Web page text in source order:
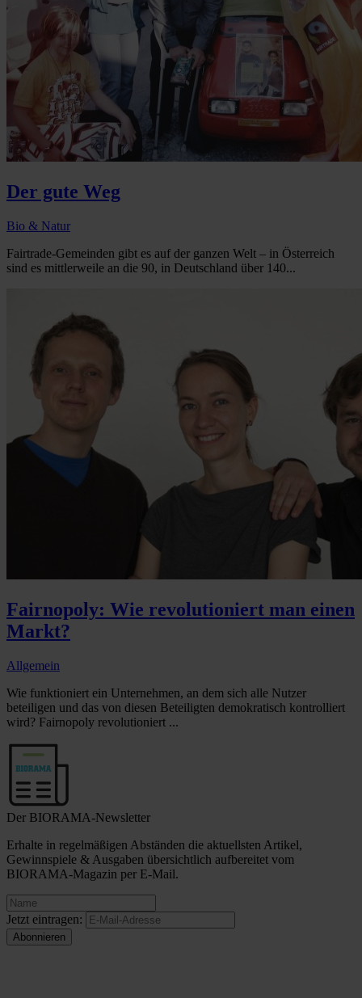
Der gute Weg
Bio & Natur
Fairtrade-Gemeinden gibt es auf der ganzen Welt – in Österreich
sind es mittlerweile an die 90, in Deutschland über 140...
Fairnopoly: Wie revolutioniert man einen
Markt?
Allgemein
Wie funktioniert ein Unternehmen, an dem sich alle Nutzer
beteiligen und das von diesen Beteiligten demokratisch kontrolliert
wird? Fairnopoly revolutioniert ...
Der BIORAMA-Newsletter
Erhalte in regelmäßigen Abständen die aktuellsten Artikel,
Gewinnspiele & Ausgaben übersichtlich aufbereitet vom
BIORAMA-Magazin per E-Mail.
Jetzt eintragen: